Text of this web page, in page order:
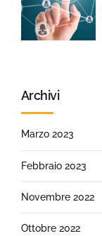
Archivi
Marzo 2023
Febbraio 2023
Novembre 2022
Ottobre 2022